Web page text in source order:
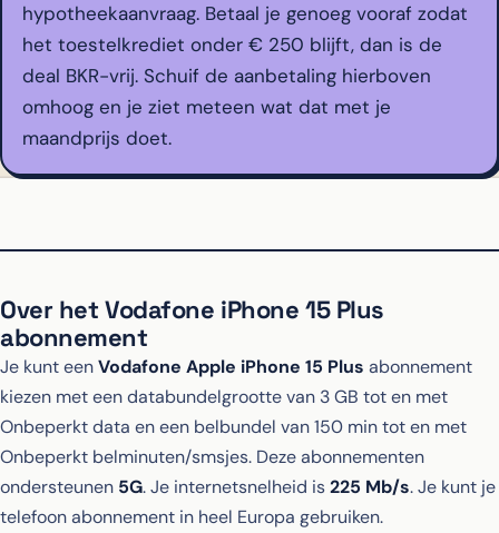
hypotheekaanvraag. Betaal je genoeg vooraf zodat
het toestelkrediet onder € 250 blijft, dan is de
deal BKR-vrij. Schuif de aanbetaling hierboven
omhoog en je ziet meteen wat dat met je
maandprijs doet.
Over het Vodafone iPhone 15 Plus
abonnement
Je kunt eenVodafone Apple iPhone 15 Plus abonnement
kiezen met een databundelgrootte van 3 GB tot en met
Onbeperkt data en een belbundel van 150 min tot en met
Onbeperkt belminuten/smsjes. Deze abonnementen
ondersteunen 5G. Je internetsnelheid is225 Mb/s. Je kunt je
telefoon abonnement in heel Europa gebruiken.